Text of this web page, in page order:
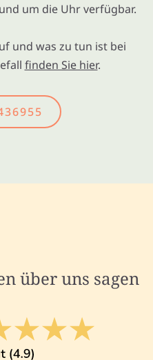
um die Uhr verfügbar.
und was zu tun ist bei
finden Sie hier.
über uns sagen